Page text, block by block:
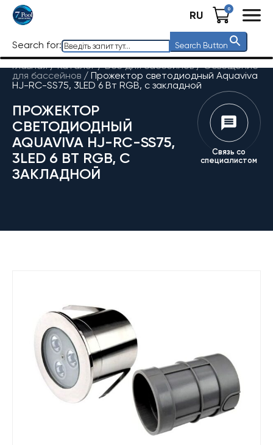
RU 0
Search for: Search Button
Главная / Каталог/Все для бассейнов/Освещение
для бассейнов / Прожектор светодиодный Aquaviva
HJ-RC-SS75, 3LED 6 Вт RGB, с закладной
ПРОЖЕКТОР
СВЕТОДИОДНЫЙ
AQUAVIVA HJ-RC-SS75,
3LED 6 ВТ RGB, С
ЗАКЛАДНОЙ
Связь со
специалистом